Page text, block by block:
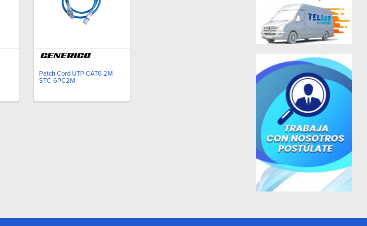
Patch Cord UTP CAT6 2M
STC-6PC2M